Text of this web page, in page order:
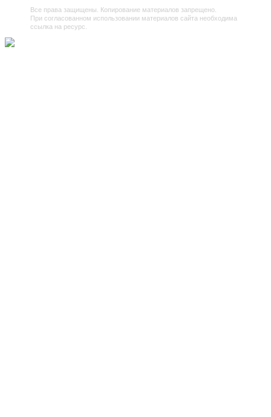
Все права защищены. Копирование материалов запрещено.
При согласованном использовании материалов сайта необходима
ссылка на ресурс.